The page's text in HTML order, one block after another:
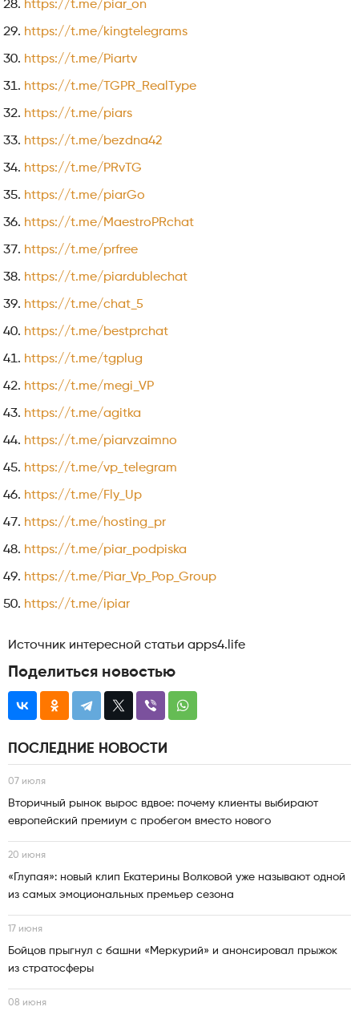
https://t.me/piar_on
https://t.me/kingtelegrams
https://t.me/Piartv
https://t.me/TGPR_RealType
https://t.me/piars
https://t.me/bezdna42
https://t.me/PRvTG
https://t.me/piarGo
https://t.me/MaestroPRchat
https://t.me/prfree
https://t.me/piardublechat
https://t.me/chat_5
https://t.me/bestprchat
https://t.me/tgplug
https://t.me/megi_VP
https://t.me/agitka
https://t.me/piarvzaimno
https://t.me/vp_telegram
https://t.me/Fly_Up
https://t.me/hosting_pr
https://t.me/piar_podpiska
https://t.me/Piar_Vp_Pop_Group
https://t.me/ipiar
Источник интересной статьи apps4.life
Поделиться новостью
ПОСЛЕДНИЕ НОВОСТИ
07 июля
Вторичный рынок вырос вдвое: почему клиенты выбирают
европейский премиум с пробегом вместо нового
20 июня
«Глупая»: новый клип Екатерины Волковой уже называют одной
из самых эмоциональных премьер сезона
17 июня
Бойцов прыгнул с башни «Меркурий» и анонсировал прыжок
из стратосферы
08 июня